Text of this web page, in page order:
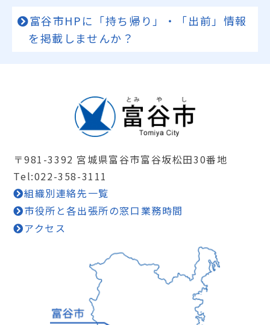
富谷市HPに「持ち帰り」・「出前」情報
を掲載しませんか？
〒981-3392 宮城県富谷市富谷坂松田30番地
Tel:022-358-3111
組織別連絡先一覧
市役所と各出張所の窓口業務時間
アクセス